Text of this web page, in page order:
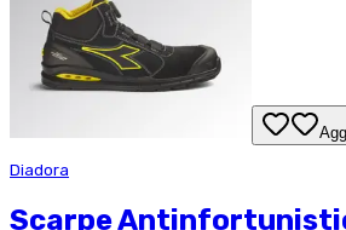
Diadora
Scarpe